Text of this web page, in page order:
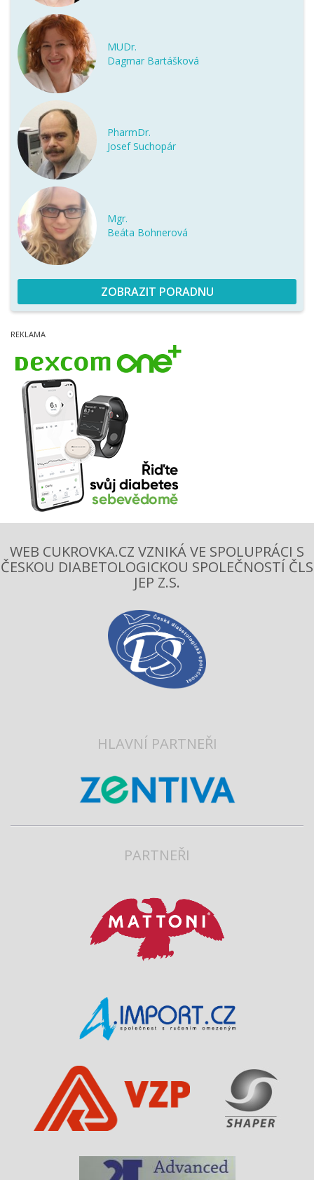
MUDr.
Dagmar Bartášková
PharmDr.
Josef Suchopár
Mgr.
Beáta Bohnerová
ZOBRAZIT PORADNU
WEB CUKROVKA.CZ VZNIKÁ VE SPOLUPRÁCI S
ČESKOU DIABETOLOGICKOU SPOLEČNOSTÍ ČLS
JEP Z.S.
HLAVNÍ PARTNEŘI
PARTNEŘI